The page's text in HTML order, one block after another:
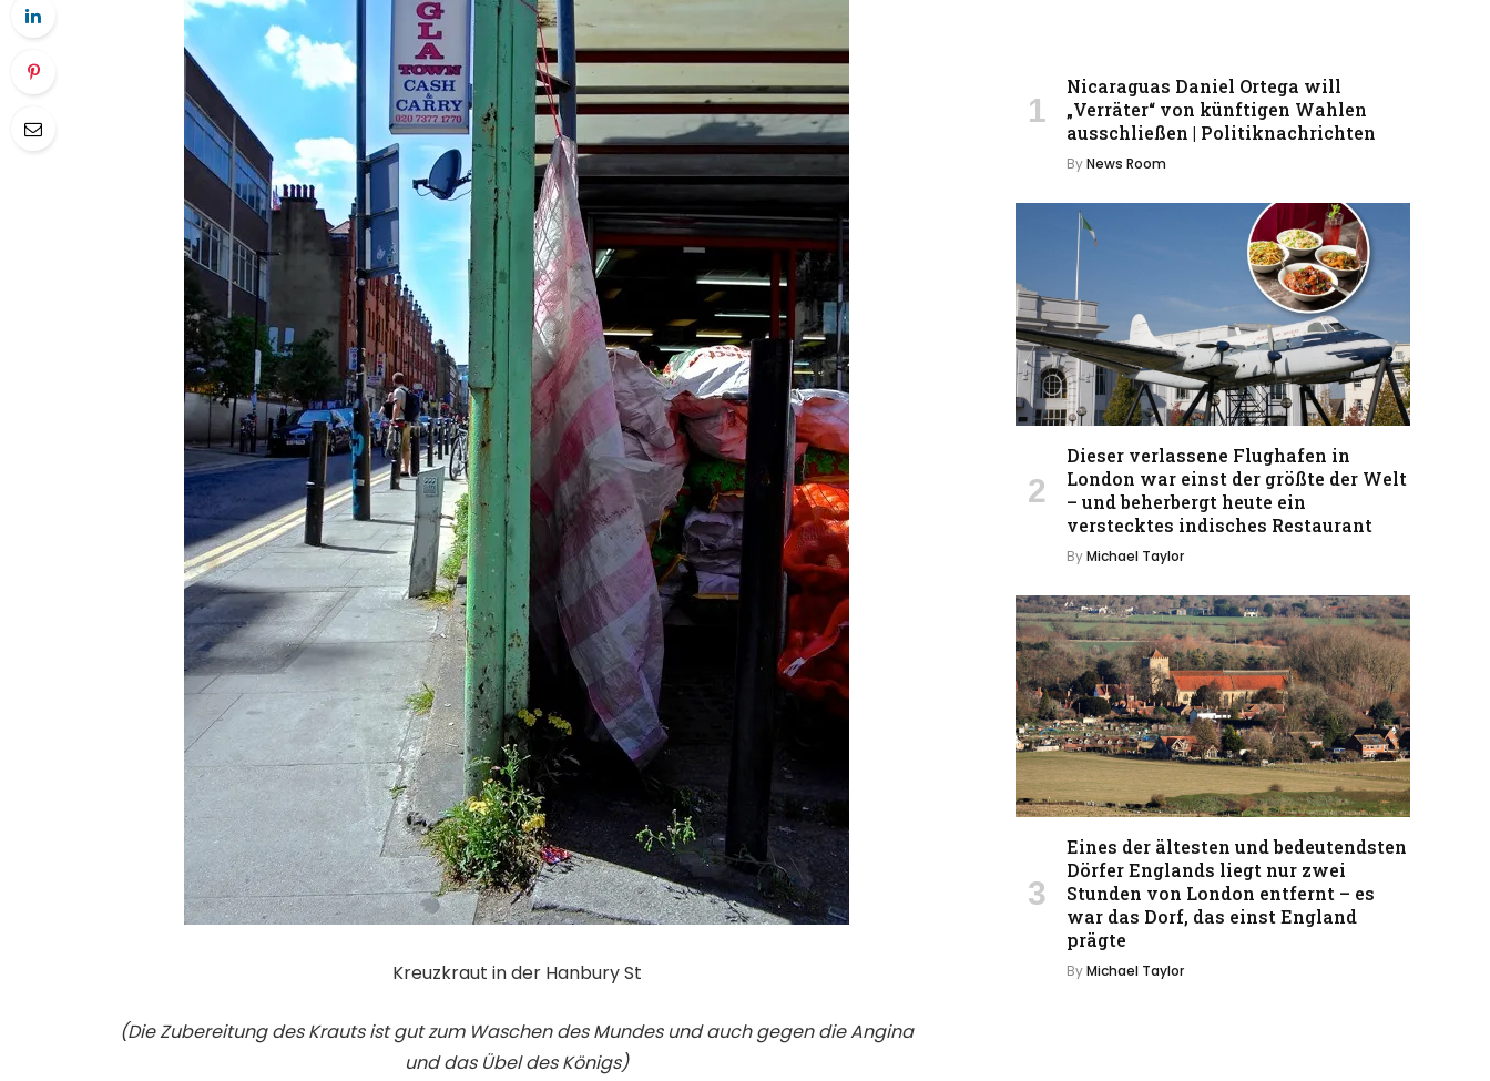
Kreuzkraut in der Hanbury St
(Die Zubereitung des Krauts ist gut zum Waschen des Mundes und auch gegen die Angina
und das Übel des Königs)
Nicaraguas Daniel Ortega will
„Verräter“ von künftigen Wahlen
ausschließen | Politiknachrichten
ByNews Room
Dieser verlassene Flughafen in
London war einst der größte der Welt
– und beherbergt heute ein
verstecktes indisches Restaurant
ByMichael Taylor
Eines der ältesten und bedeutendsten
Dörfer Englands liegt nur zwei
Stunden von London entfernt – es
war das Dorf, das einst England
prägte
ByMichael Taylor